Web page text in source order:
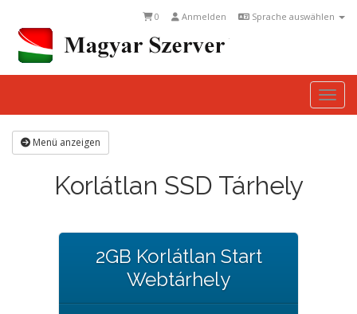
Sprache auswählen
Anmelden
0
Menü anzeigen
Korlátlan SSD Tárhely
2GB Korlátlan Start
Webtárhely